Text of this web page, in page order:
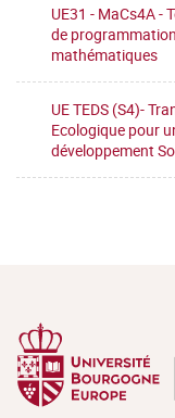
UE31 - MaCs4A -
de
mathématiques
UE TEDS (S4)-
Ecologique pour
développement